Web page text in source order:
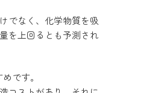
でなく、化学物質を吸
を上回るとも予測され
です。